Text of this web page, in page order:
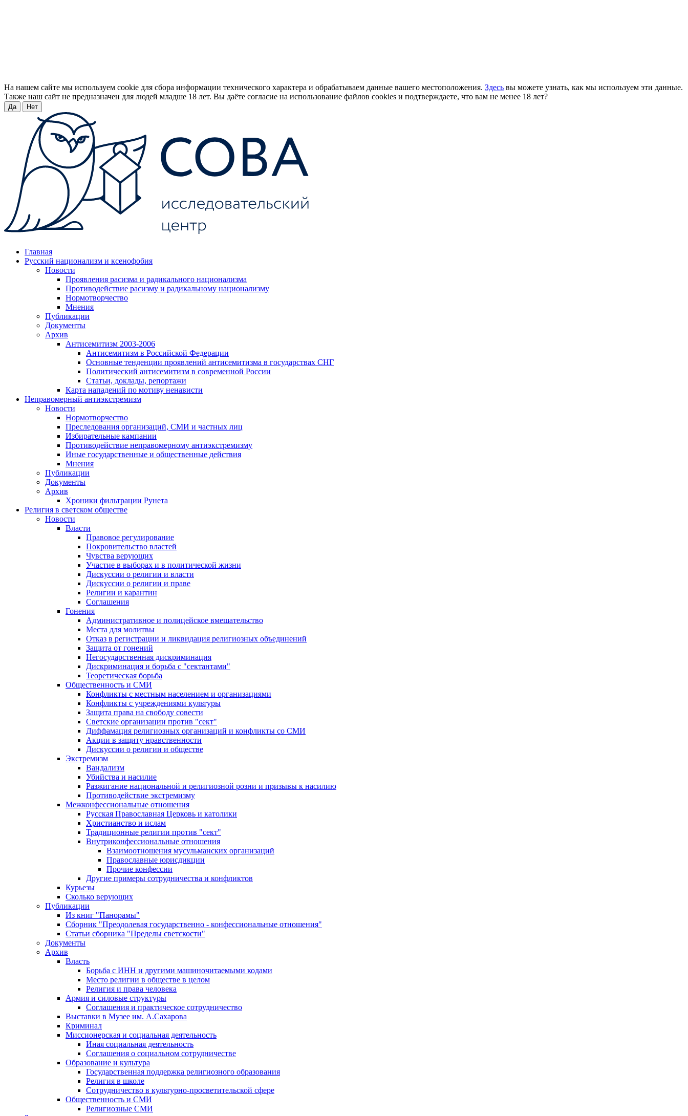
На нашем сайте мы используем cookie для сбора информации технического характера и обрабатываем данные вашего местоположения. Здесь вы можете узнать, как мы используем эти данные.
Также наш сайт не предназначен для людей младше 18 лет. Вы даёте согласие на использование файлов cookies и подтверждаете, что вам не менее 18 лет?
Да Нет
Главная
Русский национализм и ксенофобия
Новости
Проявления расизма и радикального национализма
Противодействие расизму и радикальному национализму
Нормотворчество
Мнения
Публикации
Документы
Архив
Антисемитизм 2003-2006
Антисемитизм в Российской Федерации
Основные тенденции проявлений антисемитизма в государствах СНГ
Политический антисемитизм в современной России
Статьи, доклады, репортажи
Карта нападений по мотиву ненависти
Неправомерный антиэкстремизм
Новости
Нормотворчество
Преследования организаций, СМИ и частных лиц
Избирательные кампании
Противодействие неправомерному антиэкстремизму
Иные государственные и общественные действия
Мнения
Публикации
Документы
Архив
Хроники фильтрации Рунета
Религия в светском обществе
Новости
Власти
Правовое регулирование
Покровительство властей
Чувства верующих
Участие в выборах и в политической жизни
Дискуссии о религии и власти
Дискуссии о религии и праве
Религии и карантин
Соглашения
Гонения
Административное и полицейское вмешательство
Места для молитвы
Отказ в регистрации и ликвидация религиозных объединений
Защита от гонений
Негосударственная дискриминация
Дискриминация и борьба с "сектантами"
Теоретическая борьба
Общественность и СМИ
Конфликты с местным населением и организациями
Конфликты с учреждениями культуры
Защита права на свободу совести
Светские организации против "сект"
Диффамация религиозных организаций и конфликты со СМИ
Акции в защиту нравственности
Дискуссии о религии и обществе
Экстремизм
Вандализм
Убийства и насилие
Разжигание национальной и религиозной розни и призывы к насилию
Противодействие экстремизму
Межконфессиональные отношения
Русская Православная Церковь и католики
Христианство и ислам
Традиционные религии против "сект"
Внутриконфессиональные отношения
Взаимоотношения мусульманских организаций
Православные юрисдикции
Прочие конфессии
Другие примеры сотрудничества и конфликтов
Курьезы
Сколько верующих
Публикации
Из книг "Панорамы"
Сборник "Преодолевая государственно - конфессиональные отношения"
Статьи сборника "Пределы светскости"
Документы
Архив
Власть
Борьба с ИНН и другими машиночитаемыми кодами
Место религии в обществе в целом
Религия и права человека
Армия и силовые структуры
Соглашения и практическое сотрудничество
Выставки в Музее им. А.Сахарова
Криминал
Миссионерская и социальная деятельность
Иная социальная деятельность
Соглашения о социальном сотрудничестве
Образование и культура
Государственная поддержка религиозного образования
Религия в школе
Сотрудничество в культурно-просветительской сфере
Общественность и СМИ
Религиозные СМИ